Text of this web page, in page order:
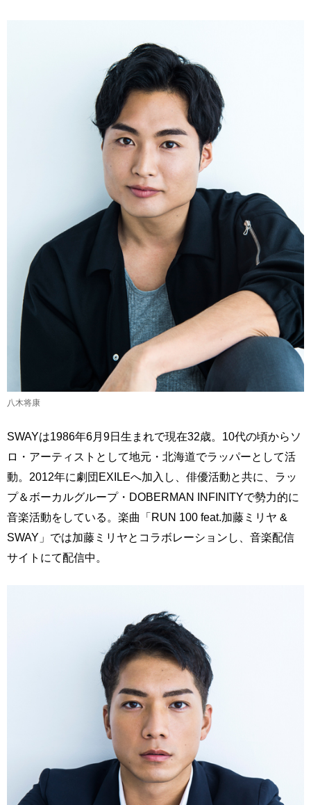
八木将康
SWAYは1986年6月9日生まれで現在32歳。10代の頃からソ
ロ・アーティストとして地元・北海道でラッパーとして活
動。2012年に劇団EXILEへ加入し、俳優活動と共に、ラッ
プ＆ボーカルグループ・DOBERMAN INFINITYで勢力的に
音楽活動をしている。楽曲「RUN 100 feat.加藤ミリヤ &
SWAY」では加藤ミリヤとコラボレーションし、音楽配信
サイトにて配信中。